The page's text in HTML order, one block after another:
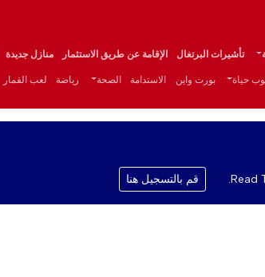
تأشيرات البرتغال الإقامة عن طريق الاستثمار منازل جديدة
حياة بورت واين الاستدامة الصحة رياضة لعب القمار
Read قم بالتسجيل هنا